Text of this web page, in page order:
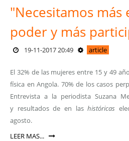
"Necesitamos más
poder y más
19-11-2017 20:49 article
El 32% de las mujeres entre 15 y 49
física en Angola. 70% de los casos
Entrevista a la periodista Suzana
y resultados de en lashistóricas
agosto.
LEER MAS...